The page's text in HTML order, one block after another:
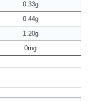
0.33g
0.44g
1.20g
0mg